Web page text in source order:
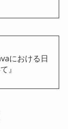
における日
』